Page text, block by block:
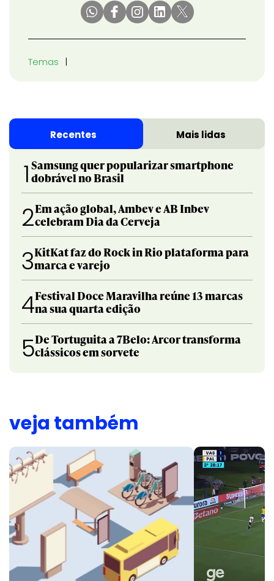
Temas
Recentes Mais lidas
1 Samsung quer popularizar smartphone
dobrável no Brasil
2Em ação global, Ambev e AB Inbev
celebram Dia da Cerveja
3KitKat faz do Rock in Rio plataforma para
marca e varejo
4Festival Doce Maravilha reúne 13 marcas
na sua quarta edição
5De Tortuguita a 7Belo: Arcor transforma
clássicos em sorvete
veja também